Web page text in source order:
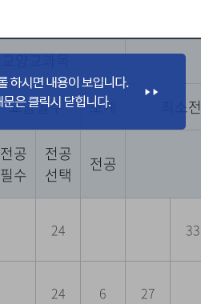
교양교과목
교양필수 소계 최소전
전공
필수
전공
선택
전공
24 33
24 6 27